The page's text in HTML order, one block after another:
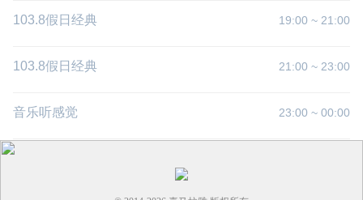
103.8假日经典 19:00 ~ 21:00
103.8假日经典 21:00 ~ 23:00
音乐听感觉 23:00 ~ 00:00